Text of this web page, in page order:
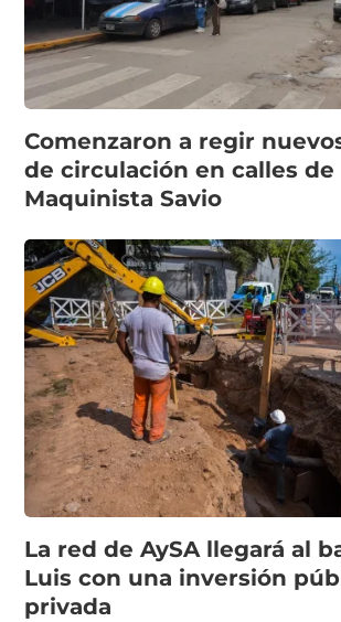
Comenzaron a regir
de circulación en calles de
Maquinista Savio
La red de AySA llegará al
Luis con una inversión
privada